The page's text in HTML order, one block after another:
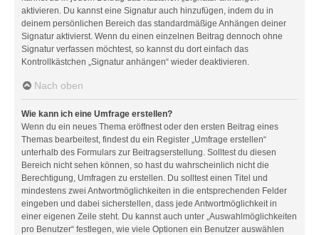
aktivieren. Du kannst eine Signatur auch hinzufügen, indem du in
deinem persönlichen Bereich das standardmäßige Anhängen deiner
Signatur aktivierst. Wenn du einen einzelnen Beitrag dennoch ohne
Signatur verfassen möchtest, so kannst du dort einfach das
Kontrollkästchen „Signatur anhängen“ wieder deaktivieren.
Nach oben
Wie kann ich eine Umfrage erstellen?
Wenn du ein neues Thema eröffnest oder den ersten Beitrag eines
Themas bearbeitest, findest du ein Register „Umfrage erstellen“
unterhalb des Formulars zur Beitragserstellung. Solltest du diesen
Bereich nicht sehen können, so hast du wahrscheinlich nicht die
Berechtigung, Umfragen zu erstellen. Du solltest einen Titel und
mindestens zwei Antwortmöglichkeiten in die entsprechenden Felder
eingeben und dabei sicherstellen, dass jede Antwortmöglichkeit in
einer eigenen Zeile steht. Du kannst auch unter „Auswahlmöglichkeiten
pro Benutzer“ festlegen, wie viele Optionen ein Benutzer auswählen